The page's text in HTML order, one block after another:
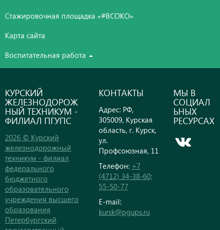
Стажировочная площадка «#ВСОКО»
Карта сайта
Воспитательная работа
КУРСКИЙ
ЖЕЛЕЗНОДОРОЖ
НЫЙ ТЕХНИКУМ -
ФИЛИАЛ ПГУПС
2026 © Курский
железнодорожный
техникум - филиал
федерального
бюджетного
образовательного
учреждения высшего
образования
Петербургский
КОНТАКТЫ
Адрес: РФ,
305009, Курская
область, г. Курск,
ул.
Профсоюзная, 11
Телефон: +7
(4712) 34-38-60;
55-50-77
E-mail:
kursk@pgups.ru
МЫ В
СОЦИАЛ
ЬНЫХ
РЕСУРСАХ